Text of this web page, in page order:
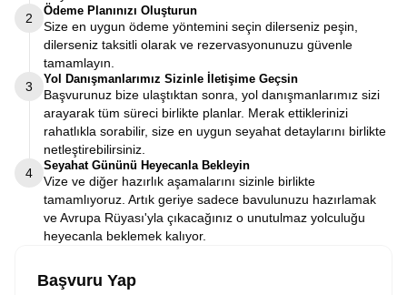
2
Ödeme Planınızı Oluşturun
Size en uygun ödeme yöntemini seçin dilerseniz peşin,
dilerseniz taksitli olarak ve rezervasyonunuzu güvenle
tamamlayın.
3
Yol Danışmanlarımız Sizinle İletişime Geçsin
Başvurunuz bize ulaştıktan sonra, yol danışmanlarımız sizi
arayarak tüm süreci birlikte planlar. Merak ettiklerinizi
rahatlıkla sorabilir, size en uygun seyahat detaylarını birlikte
netleştirebilirsiniz.
4
Seyahat Gününü Heyecanla Bekleyin
Vize ve diğer hazırlık aşamalarını sizinle birlikte
tamamlıyoruz. Artık geriye sadece bavulunuzu hazırlamak
ve Avrupa Rüyası'yla çıkacağınız o unutulmaz yolculuğu
heyecanla beklemek kalıyor.
Başvuru Yap